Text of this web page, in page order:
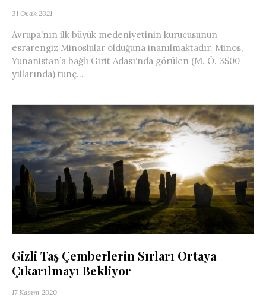
31 Ocak 2021
Avrupa’nın ilk büyük medeniyetinin kurucusunun
esrarengiz Minoslular olduğuna inanılmaktadır. Minos,
Yunanistan’a bağlı Girit Adası‘nda görülen (M. Ö. 3500
yıllarında) tunç...
Gizli Taş Çemberlerin Sırları Ortaya
Çıkarılmayı Bekliyor
17 Kasım 2020